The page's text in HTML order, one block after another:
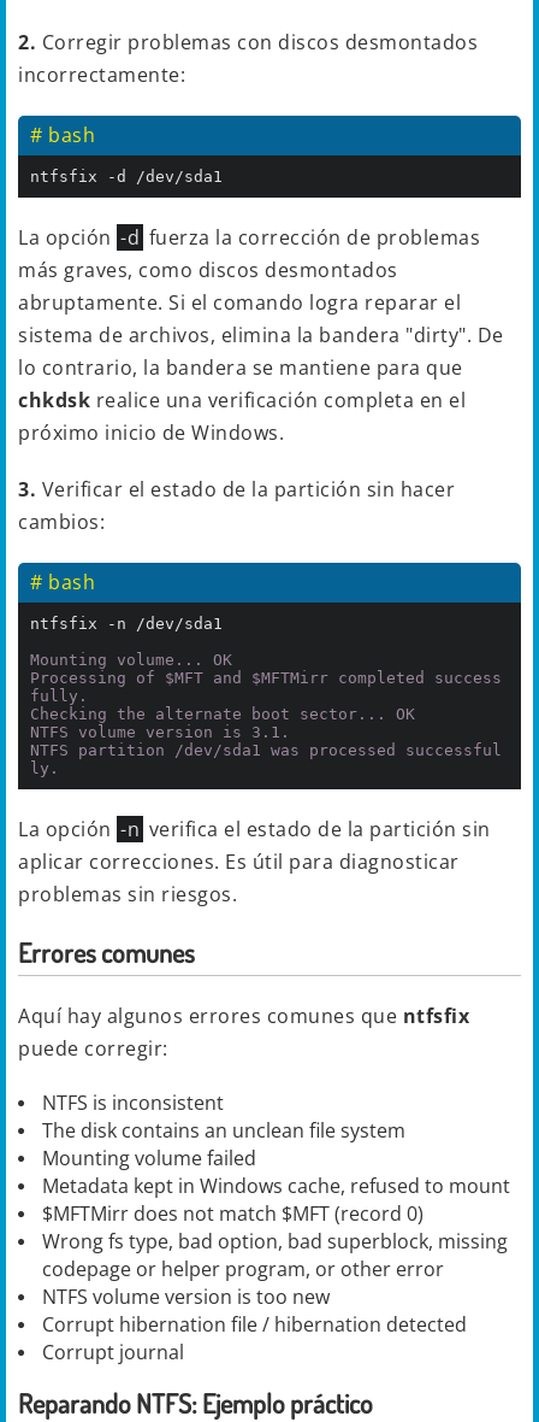
2. Corregir problemas con discos desmontados
incorrectamente:
# bash
ntfsfix -d /dev/sda1
La opción -d fuerza la corrección de problemas
más graves, como discos desmontados
abruptamente. Si el comando logra reparar el
sistema de archivos, elimina la bandera "dirty". De
lo contrario, la bandera se mantiene para que
chkdsk realice una verificación completa en el
próximo inicio de Windows.
3. Verificar el estado de la partición sin hacer
cambios:
# bash
ntfsfix -n /dev/sda1
Mounting volume... OK
Processing of $MFT and $MFTMirr completed success
fully.
Checking the alternate boot sector... OK
NTFS volume version is 3.1.
NTFS partition /dev/sda1 was processed successful
ly.
La opción -n verifica el estado de la partición sin
aplicar correcciones. Es útil para diagnosticar
problemas sin riesgos.
Errores comunes
Aquí hay algunos errores comunes que ntfsfix
puede corregir:
NTFS is inconsistent
The disk contains an unclean file system
Mounting volume failed
Metadata kept in Windows cache, refused to mount
$MFTMirr does not match $MFT (record 0)
Wrong fs type, bad option, bad superblock, missing
codepage or helper program, or other error
NTFS volume version is too new
Corrupt hibernation file / hibernation detected
Corrupt journal
Reparando NTFS: Ejemplo práctico